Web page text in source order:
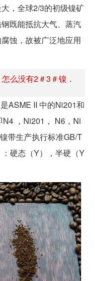
，全球2/3的初级镍矿
既能抵抗大气、蒸汽
蚀，故被广泛地应用
么没有2＃3＃镍．
ASME II 中的Ni201和
，Ni201， N6，Ni
带生产执行标准GB/T
硬态（Y），半硬（Y